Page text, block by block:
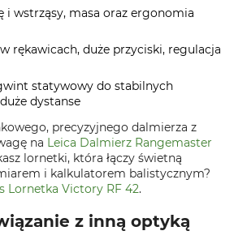
i wstrząsy, masa oraz ergonomia
rękawicach, duże przyciski, regulacja
statywowy do stabilnych
dystanse
precyzyjnego dalmierza z
na Leica Dalmierz Rangemaster
lornetki, która łączy świetną
i kalkulatorem balistycznym?
Lornetka Victory RF 42.
z inną optyką